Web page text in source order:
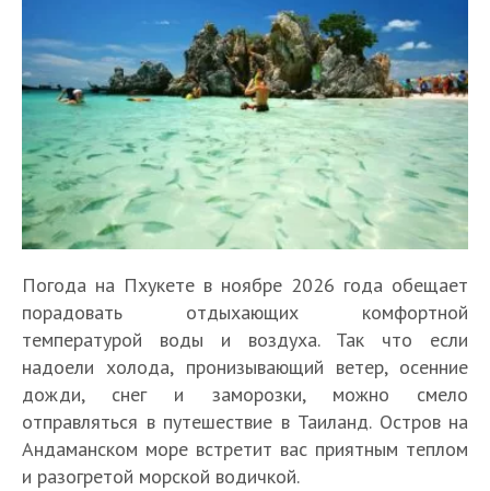
Погода на Пхукете в ноябре 2026 года обещает
порадовать отдыхающих комфортной
температурой воды и воздуха. Так что если
надоели холода, пронизывающий ветер, осенние
дожди, снег и заморозки, можно смело
отправляться в путешествие в Таиланд. Остров на
Андаманском море встретит вас приятным теплом
и разогретой морской водичкой.